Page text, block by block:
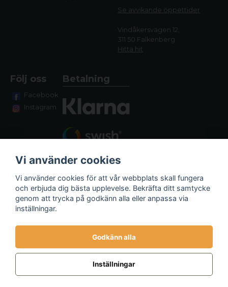
Se avvikande öppettider
Vindåkersvägen 12,
311 50 Falkenberg
Hitta hit
Följ oss
Facebook
Instagram
Betalning
Fraktalternativ
Vi använder cookies
Vi använder cookies för att vår webbplats skall fungera
och erbjuda dig bästa upplevelse. Bekräfta ditt samtycke
genom att trycka på godkänn alla eller anpassa via
inställningar.
Godkänn alla
Inställningar